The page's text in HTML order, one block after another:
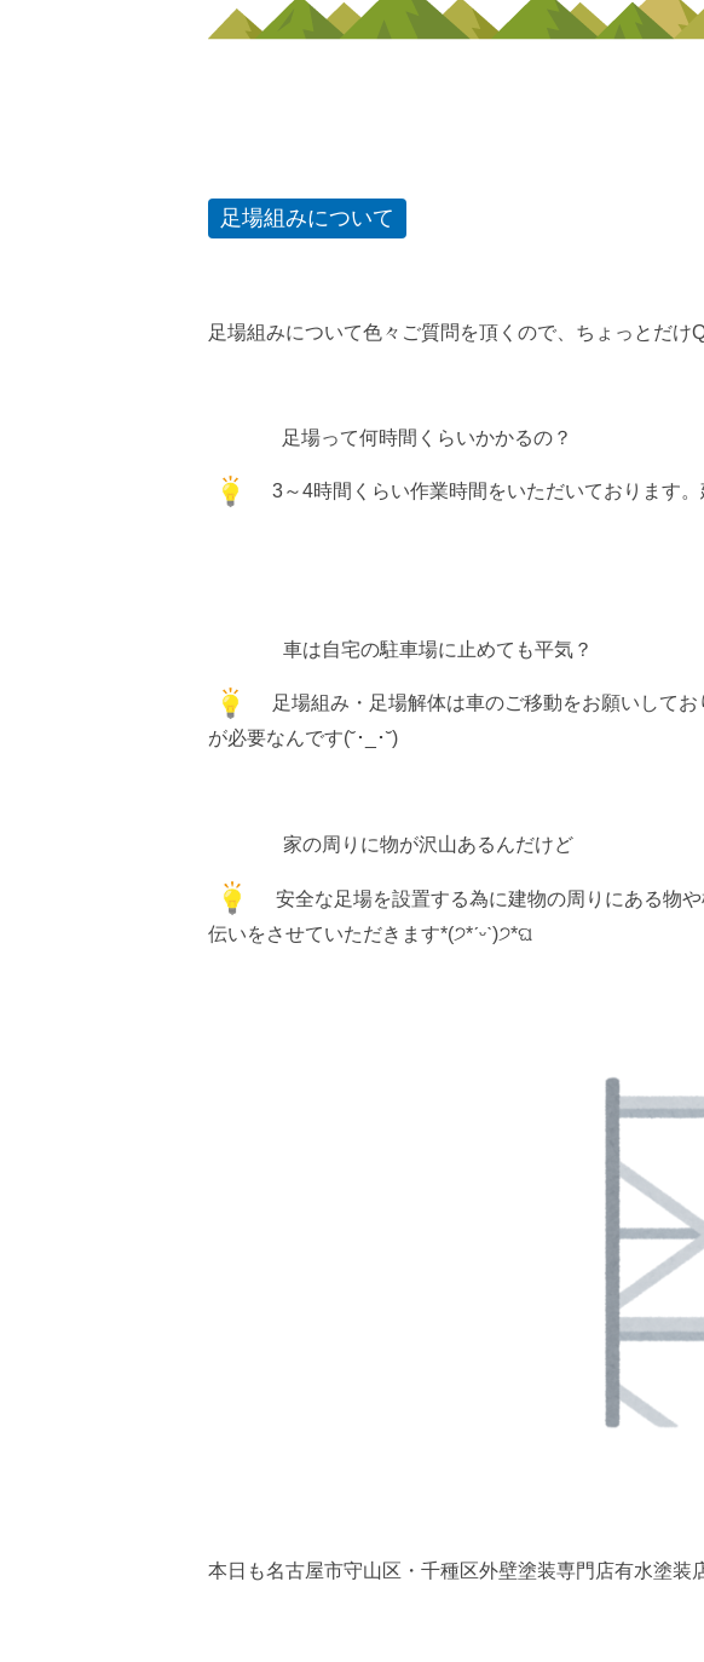
足場組みについて
足場組みについて色々ご質問を頂くので、ちょっとだけ
足場って何時間くらいかかるの？
3～4時間くらい作業時間をいただいております。
車は自宅の駐車場に止めても平気？
足場組み・足場解体は車のご移動をお願いして
が必要なんです(˘･_･˘)
家の周りに物が沢山あるんだけど
安全な足場を設置する為に建物の周りにある物
伝いをさせていただきます*(੭*ˊᵕˋ)੭*ଘ
本日も名古屋市守山区・千種区外壁塗装専門店有水塗